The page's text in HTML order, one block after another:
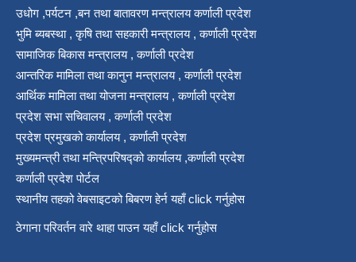
उधोग ,पर्यटन ,बन तथा बातावरण मन्त्रालय कर्णाली प्रदेश
भुमि ब्यबस्था , कृषि तथा सहकारी मन्त्रालय , कर्णाली प्रदेश
सामाजिक बिकास मन्त्रालय , कर्णाली प्रदेश
आन्तरिक मामिला तथा कानुन मन्त्रालय , कर्णाली प्रदेश
आर्थिक मामिला तथा योजना मन्त्रालय , कर्णाली प्रदेश
प्रदेश सभा सचिवालय , कर्णाली प्रदेश
प्रदेश प्रमुखको कार्यालय , कर्णाली प्रदेश
मुख्यमन्त्री तथा मन्त्रिपरिषद्को कार्यालय ,कर्णाली प्रदेश
कर्णाली प्रदेश पोर्टल
स्थानीय तहको वेबसाइटको बिबरण हेर्न यहाँ click गर्नुहोस
ठेगाना परिवर्तन वारे थाहा पाउन यहाँ click गर्नुहोस